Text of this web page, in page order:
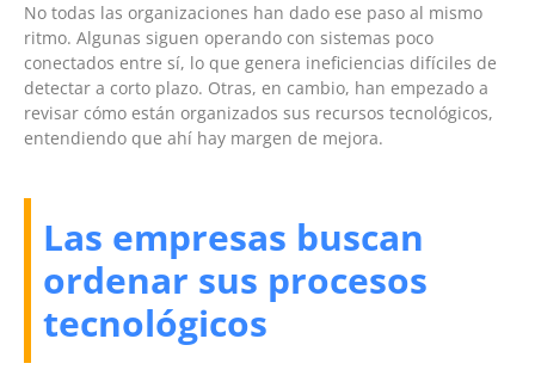
No todas las organizaciones han dado ese paso al mismo
ritmo. Algunas siguen operando con sistemas poco
conectados entre sí, lo que genera ineficiencias difíciles de
detectar a corto plazo. Otras, en cambio, han empezado a
revisar cómo están organizados sus recursos tecnológicos,
entendiendo que ahí hay margen de mejora.
Las empresas buscan
ordenar sus procesos
tecnológicos